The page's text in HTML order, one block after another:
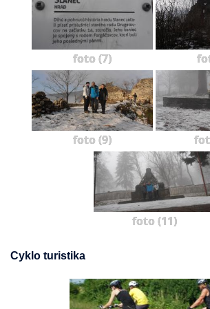
foto (7)
foto (9)
foto (11)
Cyklo turistika